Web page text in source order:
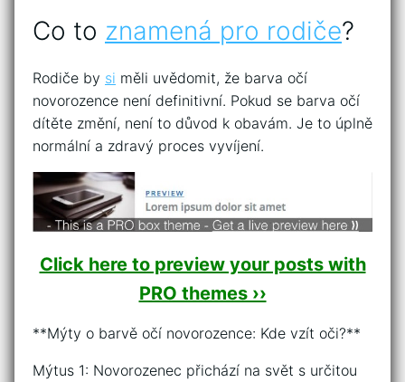
Co to znamená pro rodiče?
Rodiče by si měli uvědomit, že barva očí
novorozence není definitivní. Pokud se barva očí
dítěte změní, není to důvod k obavám. Je to úplně
normální a zdravý proces vyvíjení.
Click here to preview your posts with
PRO themes ››
**Mýty o barvě očí novorozence: Kde vzít oči?**
Mýtus 1: Novorozenec přichází na svět s určitou